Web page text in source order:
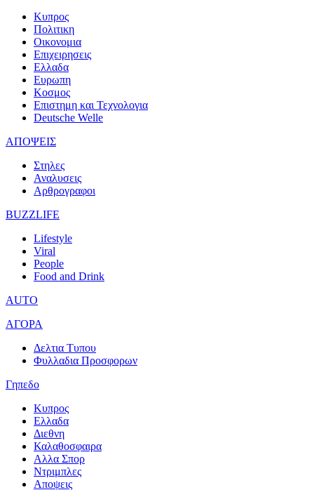
Κυπρος
Πολιτικη
Οικονομια
Επιχειρησεις
Ελλαδα
Ευρωπη
Κοσμος
Επιστημη και Τεχνολογια
Deutsche Welle
ΑΠΟΨΕΙΣ
Στηλες
Αναλυσεις
Αρθρογραφοι
BUZZLIFE
Lifestyle
Viral
People
Food and Drink
AUTO
ΑΓΟΡΑ
Δελτια Τυπου
Φυλλαδια Προσφορων
Γηπεδο
Κυπρος
Ελλαδα
Διεθνη
Καλαθοσφαιρα
Αλλα Σπορ
Ντριμπλες
Αποψεις